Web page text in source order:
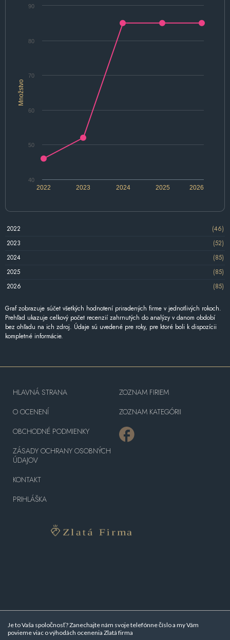
Množstvo
2022 2024 2026
2023 2025
40
50
60
70
80
90
2022
(46)
2023
(52)
2024
(85)
2025
(85)
2026
(85)
Graf zobrazuje súčet všetkých hodnotení priradených firme v jednotlivých rokoch.
Prehľad ukazuje celkový počet recenzií zahrnutých do analýzy v danom období
bez ohľadu na ich zdroj. Údaje sú uvedené pre roky, pre ktoré boli k dispozícii
kompletné informácie.
Je to Vaša spoločnosť? Zanechajte nám svoje telefónne číslo a my Vám
povieme viac ovýhodách ocenenia Zlatá firma
HLAVNÁ STRANA
O OCENENÍ
OBCHODNÉ PODMIENKY
ZÁSADY OCHRANY OSOBNÝCH
ÚDAJOV
KONTAKT
PRIHLÁŠKA
ZOZNAM FIRIEM
ZOZNAM KATEGÓRII